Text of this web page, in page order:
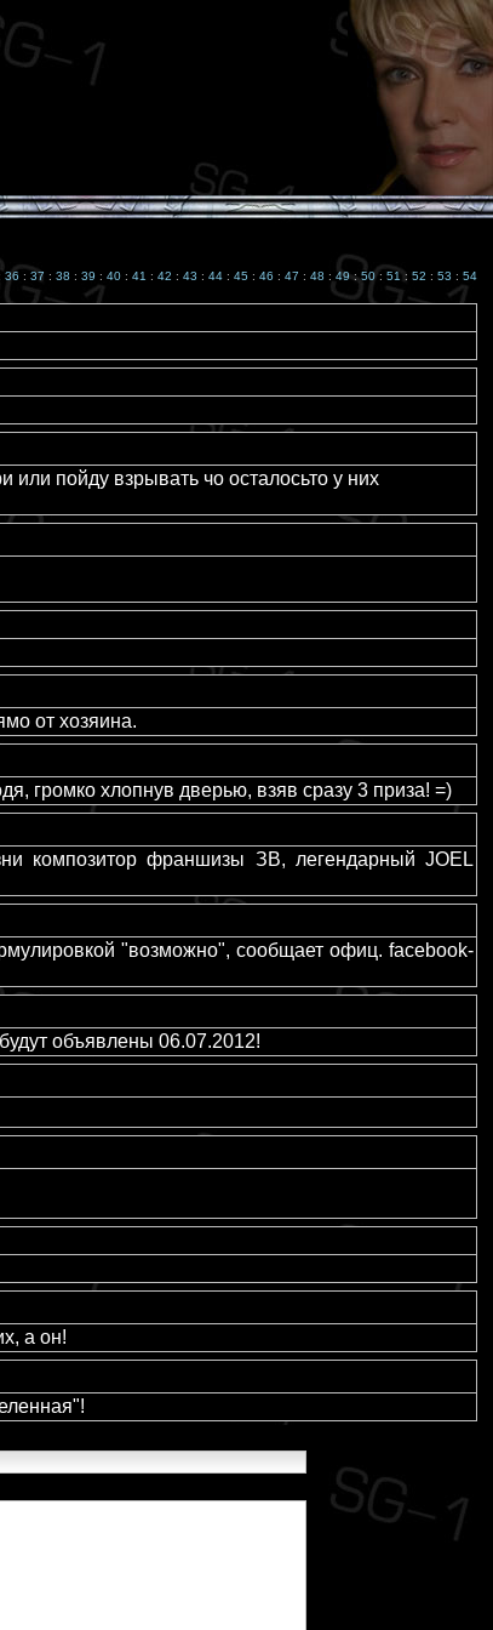
36 : 37 : 38 : 39 : 40 : 41 : 42 : 43 : 44 : 45 : 46 : 47 : 48 : 49:50: 51: 52 : 53 : 54
пойду взрывать чо осталосьто у них
от хозяина.
громко хлопнув дверью, взяв сразу 3 приза! =)
композитор франшизы ЗВ, легендарный JOEL
"возможно", сообщает офиц. facebook-
объявлены 06.07.2012!
а он!